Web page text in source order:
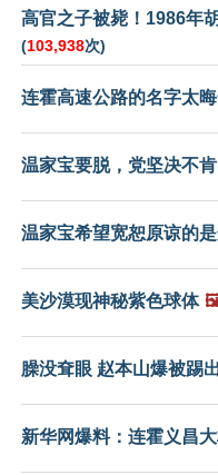
高官之子被毙！1986年
(103,938次)
连霍高速公路的名字太
温家宝要脱，党坚决不肯
温家宝希望宽恕原谅的
美沙漠现神秘紫色球体
臊没耷眼 赵本山爆被踢
新华网爆料：连霍义昌